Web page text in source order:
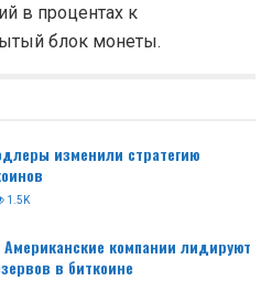
в процентах к
блок монеты.
изменили стратегию
1.5K
Американские компании лидируют
в биткоине